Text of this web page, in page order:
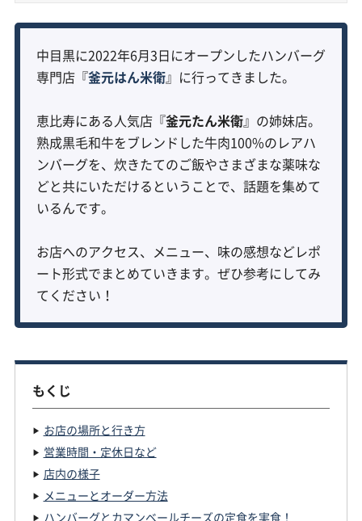
中目黒に2022年6月3日にオープンしたハンバーグ
専門店『釜元はん米衛』に行ってきました。
恵比寿にある人気店『釜元たん米衛』の姉妹店。
熟成黒毛和牛をブレンドした牛肉100%のレアハ
ンバーグを、炊きたてのご飯やさまざまな薬味な
どと共にいただけるということで、話題を集めて
いるんです。
お店へのアクセス、メニュー、味の感想などレポ
ート形式でまとめていきます。ぜひ参考にしてみ
てください！
もくじ
お店の場所と行き方
営業時間・定休日など
店内の様子
メニューとオーダー方法
ハンバーグとカマンベールチーズの定食を実食！